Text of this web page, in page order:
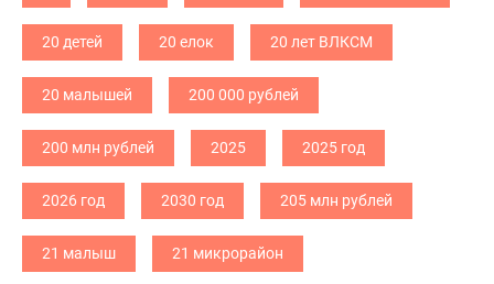
20 детей 20 елок 20 лет ВЛКСМ
20 малышей 200 000 рублей
200 млн рублей 2025 2025 год
2026 год 2030 год 205 млн рублей
21 малыш 21 микрорайон